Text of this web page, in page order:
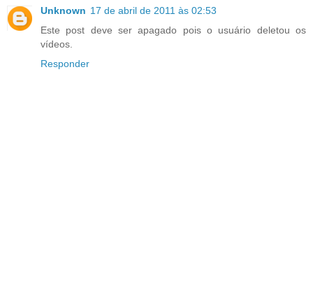
Unknown 17 de abril de 2011 às 02:53
Este post deve ser apagado pois o usuário deletou os
vídeos.
Responder